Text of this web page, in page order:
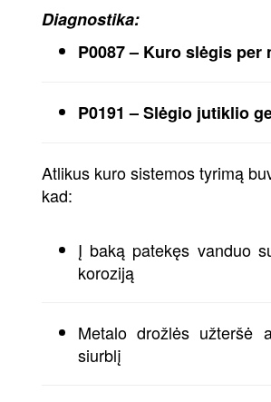
Diagnostika:
P0087 – Kuro slėgis per
P0191 – Slėgio jutiklio
Atlikus kuro sistemos tyrimą
kad:
Į baką patekęs vanduo
koroziją
Metalo drožlės užteršė
siurblį